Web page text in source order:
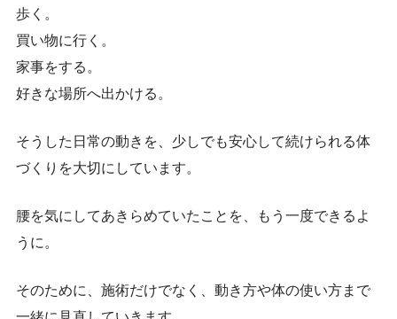
歩く。
買い物に行く。
家事をする。
好きな場所へ出かける。
そうした日常の動きを、少しでも安心して続けられる体
づくりを大切にしています。
腰を気にしてあきらめていたことを、もう一度できるよ
うに。
そのために、施術だけでなく、動き方や体の使い方まで